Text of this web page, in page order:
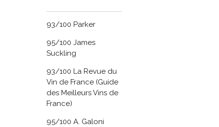
93/100 Parker
95/100 James
Suckling
93/100 La Revue du
Vin de France (Guide
des Meilleurs Vins de
France)
95/100 A. Galoni